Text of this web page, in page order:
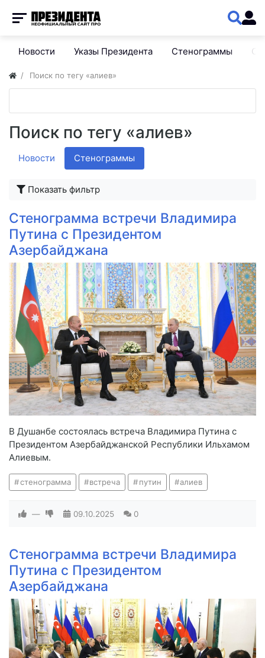
Новости Указы Президента Стенограммы
Поиск по тегу «алиев»
Поиск по тегу «алиев»
Новости Стенограммы
Показать фильтр
Стенограмма встречи Владимира
Путина с Президентом
Азербайджана
В Душанбе состоялась встреча Владимира Путина с
Президентом Азербайджанской Республики Ильхамом
Алиевым.
стенограмма встреча путин алиев
— 09.10.2025 0
Стенограмма встречи Владимира
Путина с Президентом
Азербайджана